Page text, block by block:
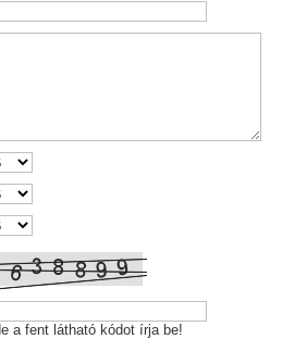
a fent látható kódot írja be!